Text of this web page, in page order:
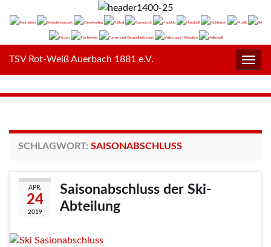
TSV Rot-Weiß Auerbach 1881 e.V.
SCHLAGWORT: SAISONABSCHLUSS
APR.
24
2019
Saisonabschluss der Ski-
Abteilung